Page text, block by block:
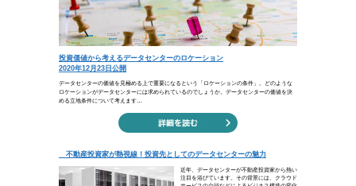
負けて退く人を弱しと思うなよ
（高杉晋作）
勝負に負けて撤退する人が弱い人だ
状況を見定めて引くべき時には引き